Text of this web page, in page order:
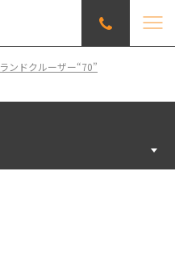
ランドクルーザー“70”